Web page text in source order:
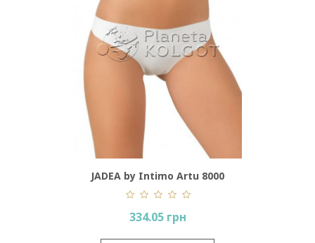
JADEA by Intimo Artu 8000
334.05 грн